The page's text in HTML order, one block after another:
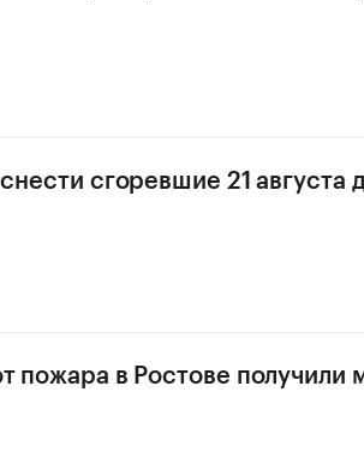
сгоревшие 21 августа
пожара в Ростове получили